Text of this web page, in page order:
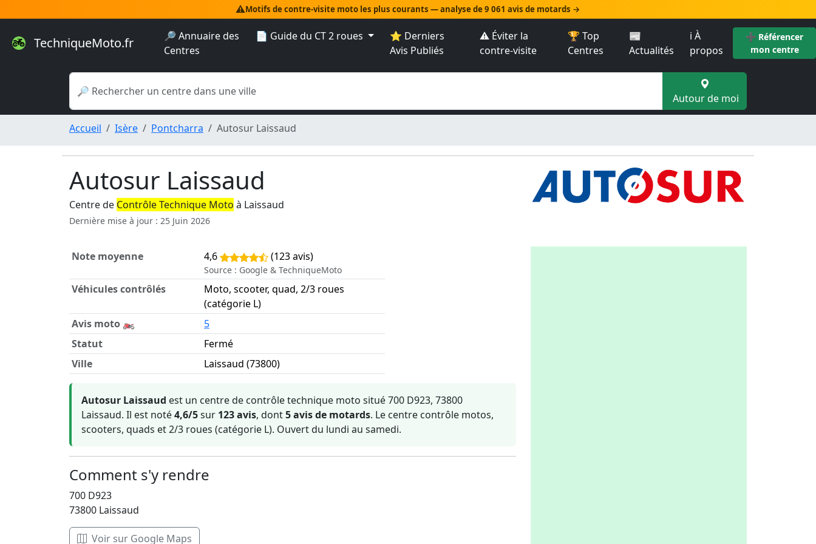
⚠️Motifs de contre-visite moto les plus courants — analyse de 9 061 avis de motards →
TechniqueMoto.fr
🔎 Annuaire des
Centres
📄 Guide du CT 2 roues
⭐ Derniers
Avis Publiés
⚠️ Éviter la
contre-visite
🏆 Top
Centres
📰
Actualités
ℹ️ À
propos
➕ Référencer
mon centre
Autour de moi
Accueil Isère Pontcharra Autosur Laissaud
Autosur Laissaud
Centre de Contrôle Technique Moto à Laissaud
Dernière mise à jour : 25 Juin 2026
Informations clés sur Autosur Laissaud
Note moyenne 4,6 (123 avis)
Source : Google & TechniqueMoto
Véhicules contrôlés
Moto, scooter, quad, 2/3 roues
(catégorie L)
Avis moto 🏍️
5
Statut
Fermé
Ville
Laissaud (73800)
Autosur Laissaud est un centre de contrôle technique moto situé 700 D923, 73800
Laissaud. Il est noté4,6/5sur 123 avis, dont5 avis de motards. Le centre contrôle motos,
scooters, quads et 2/3 roues (catégorie L). Ouvert du lundi au samedi.
Comment s'y rendre
700 D923
73800 Laissaud
Voir sur Google Maps